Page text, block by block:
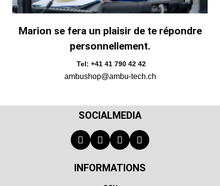
Marion se fera un plaisir de te répondre
personnellement.
Tel: +41 41 790 42 42
ambushop@ambu-tech.ch
SOCIALMEDIA
INFORMATIONS